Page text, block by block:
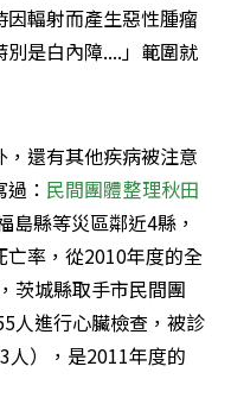
輻射而產生惡性腫瘤
是白內障....」範圍就
還有其他疾病被注意
： 民間團體整理秋田
島縣等災區鄰近4縣，
亡率，從2010年度的全
茨城縣取手市民間團
人進行心臟檢查，被診
人），是2011年度的